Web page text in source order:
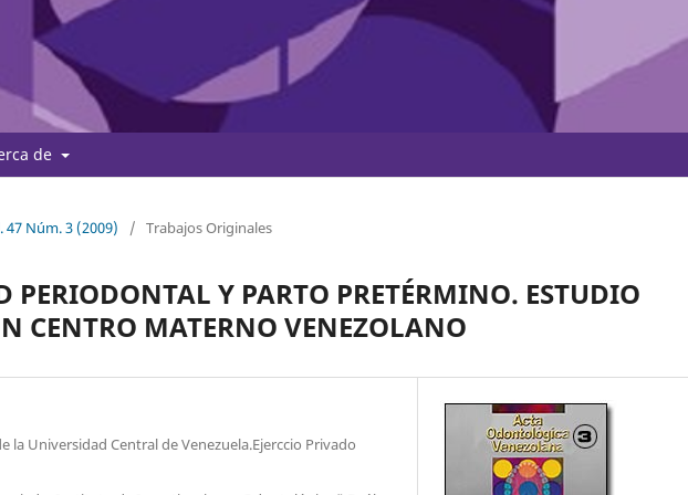
de
47 Núm. 3 (2009) / Trabajos Originales
PERIODONTAL Y PARTO PRETÉRMINO. ESTUDIO
CENTRO MATERNO VENEZOLANO
la Universidad Central de Venezuela.Ejerccio Privado